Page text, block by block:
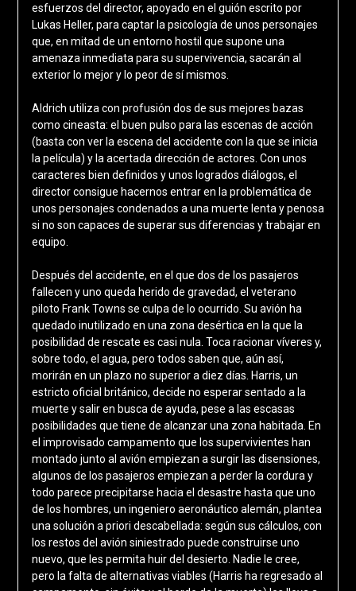
esfuerzos del director, apoyado en el guión escrito por
Lukas Heller, para captar la psicología de unos personajes
que, en mitad de un entorno hostil que supone una
amenaza inmediata para su supervivencia, sacarán al
exterior lo mejor y lo peor de sí mismos.
Aldrich utiliza con profusión dos de sus mejores bazas
como cineasta: el buen pulso para las escenas de acción
(basta con ver la escena del accidente con la que se inicia
la película) y la acertada dirección de actores. Con unos
caracteres bien definidos y unos logrados diálogos, el
director consigue hacernos entrar en la problemática de
unos personajes condenados a una muerte lenta y penosa
si no son capaces de superar sus diferencias y trabajar en
equipo.
Después del accidente, en el que dos de los pasajeros
fallecen y uno queda herido de gravedad, el veterano
piloto Frank Towns se culpa de lo ocurrido. Su avión ha
quedado inutilizado en una zona desértica en la que la
posibilidad de rescate es casi nula. Toca racionar víveres y,
sobre todo, el agua, pero todos saben que, aún así,
morirán en un plazo no superior a diez días. Harris, un
estricto oficial británico, decide no esperar sentado a la
muerte y salir en busca de ayuda, pese a las escasas
posibilidades que tiene de alcanzar una zona habitada. En
el improvisado campamento que los supervivientes han
montado junto al avión empiezan a surgir las disensiones,
algunos de los pasajeros empiezan a perder la cordura y
todo parece precipitarse hacia el desastre hasta que uno
de los hombres, un ingeniero aeronáutico alemán, plantea
una solución a priori descabellada: según sus cálculos, con
los restos del avión siniestrado puede construirse uno
nuevo, que les permita huir del desierto. Nadie le cree,
pero la falta de alternativas viables (Harris ha regresado al